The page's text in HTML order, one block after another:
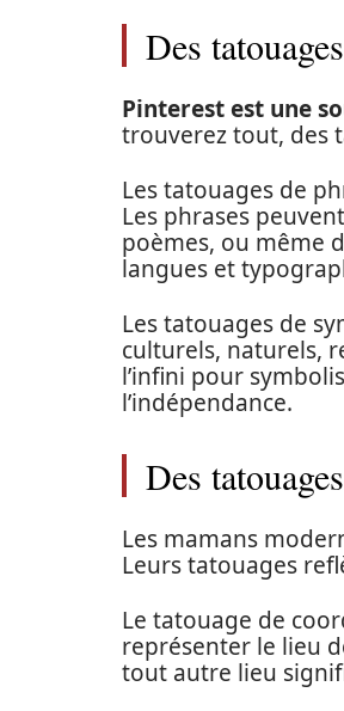
Des
Pinterest est une
trouverez tout, des
Les tatouages de
Les phrases
poèmes, ou même
langues et
Les tatouages de
culturels, naturels,
l’infini pour
l’indépendance.
Des
Les mamans
Leurs tatouages
Le tatouage de
représenter le lieu
tout autre lieu